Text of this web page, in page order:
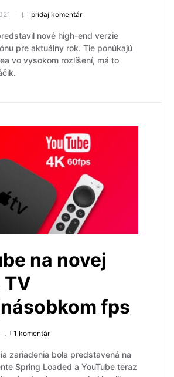
pridaj komentár
nové high-end verzie
pre aktuálny rok. Tie ponúkajú
vo vysokom rozlíšení, má to
na novej
fps
1 komentár
zariadenia bola predstavená na
Spring Loaded a YouTube teraz